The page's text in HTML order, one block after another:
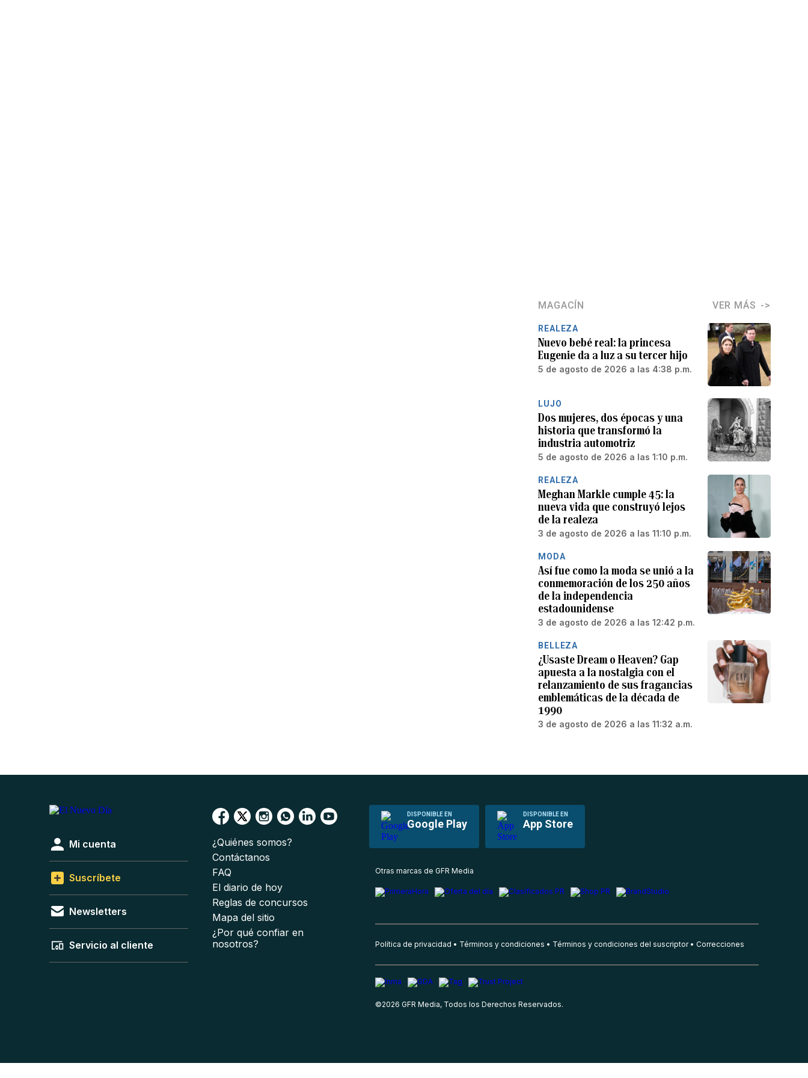
MAGACÍN VER MÁS
REALEZA
Nuevo bebé real: la princesa
Eugenie da a luz a su tercer hijo
5 de agosto de 2026 a las 4:38 p.m.
LUJO
Dos mujeres, dos épocas y una
historia que transformó la
industria automotriz
5 de agosto de 2026 a las 1:10 p.m.
REALEZA
Meghan Markle cumple 45: la
nueva vida que construyó lejos
de la realeza
3 de agosto de 2026 a las 11:10 p.m.
MODA
Así fue como la moda se unió a la
conmemoración de los 250 años
de la independencia
estadounidense
3 de agosto de 2026 a las 12:42 p.m.
BELLEZA
¿Usaste Dream o Heaven? Gap
apuesta a la nostalgia con el
relanzamiento de sus fragancias
emblemáticas de la década de
1990
3 de agosto de 2026 a las 11:32 a.m.
DISPONIBLE EN
Google Play
DISPONIBLE EN
App Store
Mi cuenta
Suscríbete
Newsletters
Servicio al cliente
¿Quiénes somos?
Contáctanos
FAQ
El diario de hoy
Reglas de concursos
Mapa del sitio
¿Por qué confiar en
nosotros?
Otras marcas de GFR Media
Política de privacidad Términos y condiciones Términos y condiciones del suscriptor Correcciones
©2026 GFR Media, Todos los Derechos Reservados.